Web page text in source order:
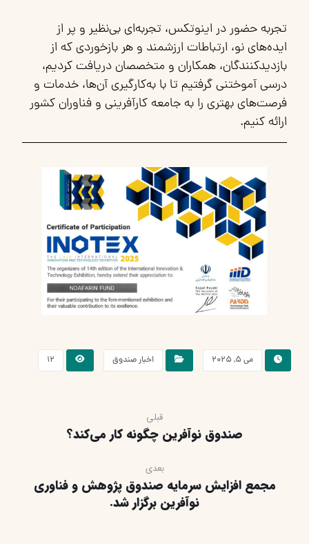
تجربه حضور در اینوتکس، تجربه‌ای بی‌نظیر و پر از
ایده‌های نو، ارتباطات ارزشمند و هر بازخوردی که از
بازدیدکنندگان، همکاران و متخصصان دریافت کردیم،
درسی آموختنی گرفتیم تا با به‌کارگیری آن‌ها، خدمات و
فرصت‌های بهتری را به جامعه کارآفرینی و فناوران کشور
ارائه کنیم.
می ۵, ۲۰۲۵ اخبار صندوق ۱۲
قبلی
صندوق نوآفرین چگونه کار می‌کند؟
بعدی
مجمع افزایش سرمایه صندوق پژوهش و فناوری
نوآفرین برگزار شد.